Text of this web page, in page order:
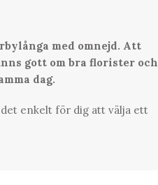
med omnejd. Att
gott om bra florister och
dag.
det enkelt för dig att välja ett